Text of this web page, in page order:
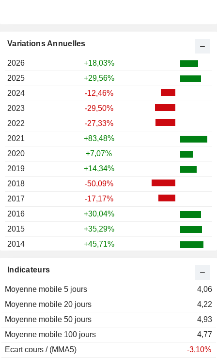
Indicateurs
Moyenne mobile 5 jours
4,06
Moyenne mobile 20 jours
4,22
Moyenne mobile 50 jours
4,93
Moyenne mobile 100 jours
4,77
Ecart cours / (MMA5)
-3,10%
Variations Annuelles
2026
+18,03%
2025
+29,56%
2024
-12,46%
2023
-29,50%
2022
-27,33%
2021
+83,48%
2020
+7,07%
2019
+14,34%
2018
-50,09%
2017
-17,17%
2016
+30,04%
2015
+35,29%
2014
+45,71%
2012
2011
-55,37%
2010
+122,18%
2009
+131,65%
2008
-63,76%
2007